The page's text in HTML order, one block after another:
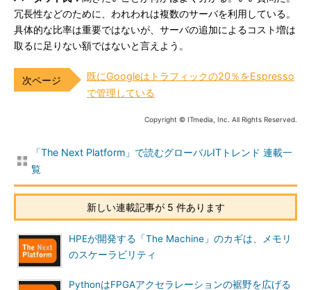
冗長性などのために、われわれは複数のサーバを利用している。
具体的な比率は重要ではないが、サーバの追加によるコスト増は
取るに足りない額ではないと言えよう。
既にGoogleはトラフィックの20％をEspresso
で管理している
Copyright © ITmedia, Inc. All Rights Reserved.
「The Next Platform」で読むグローバルITトレンド 連載一
覧
新しい連載記事が 5 件あります
HPEが開発する「The Machine」のカギは、メモリ
のスケーラビリティ
PythonはFPGAアクセラレーションの裾野を広げる